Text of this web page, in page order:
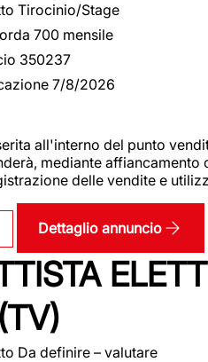
Tirocinio/Stage
700 mensile
350237
7/8/2026
all'interno del punto
mediante
delle vendite e
Dettaglio annuncio
Da definire – valutare